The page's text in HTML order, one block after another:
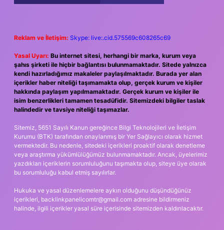
Reklam ve İletişim: Skype: live:.cid.575569c608265c69
Yasal Uyarı: Bu internet sitesi, herhangi bir marka, kurum veya
şahıs şirketi ile hiçbir bağlantısı bulunmamaktadır. Sitede yalnızca
kendi hazırladığımız makaleler paylaşılmaktadır. Burada yer alan
içerikler haber niteliği taşımamakta olup, gerçek kurum ve kişiler
hakkında paylaşım yapılmamaktadır. Gerçek kurum ve kişiler ile
isim benzerlikleri tamamen tesadüfidir. Sitemizdeki bilgiler taslak
halindedir ve tavsiye niteliği taşımazlar.
Sitemiz, 5651 Sayılı Kanun gereğince Bilgi Teknolojileri ve İletişim
Kurumu (BTK) tarafından onaylanmış bir Yer Sağlayıcı olarak hizmet
vermektedir. Bu nedenle, sitedeki içerikleri proaktif olarak denetleme
veya araştırma yükümlülüğümüz bulunmamaktadır. Ancak, üyelerimiz
yazdıkları içeriklerin sorumluluğunu taşımakta olup, siteye üye olarak
bu sorumluluğu kabul etmiş sayılırlar.
Hukuka ve yasal düzenlemelere aykırı olduğunu düşündüğünüz
içerikleri, backlinkpanelicomtr@gmail.com adresine bildirmeniz
halinde, ilgili içerikler yasal süre içerisinde sitemizden kaldırılacaktır.